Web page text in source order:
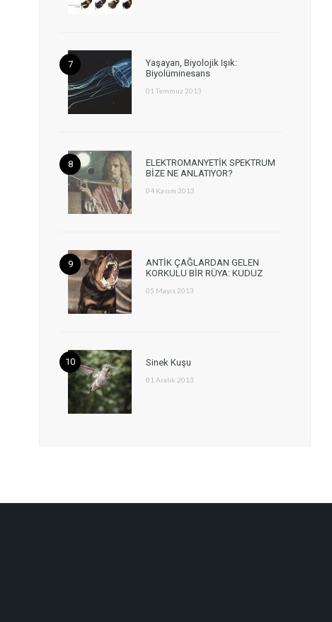
Yaşayan, Biyolojik Işık:
Biyolüminesans
01 Temmuz 2013
ELEKTROMANYETİK SPEKTRUM
BİZE NE ANLATIYOR?
04 Kasım 2013
ANTİK ÇAĞLARDAN GELEN
KORKULU BİR RÜYA: KUDUZ
05 Mayıs 2013
Sinek Kuşu
01 Aralık 2013